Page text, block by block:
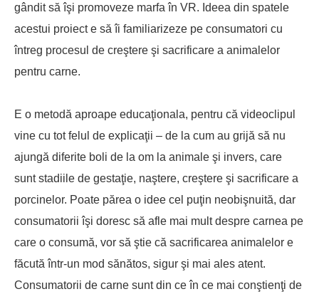
gândit să îşi promoveze marfa în VR. Ideea din spatele
acestui proiect e să îi familiarizeze pe consumatori cu
întreg procesul de creştere şi sacrificare a animalelor
pentru carne.
E o metodă aproape educaţionala, pentru că videoclipul
vine cu tot felul de explicaţii – de la cum au grijă să nu
ajungă diferite boli de la om la animale şi invers, care
sunt stadiile de gestaţie, naştere, creştere şi sacrificare a
porcinelor. Poate părea o idee cel puţin neobişnuită, dar
consumatorii îşi doresc să afle mai mult despre carnea pe
care o consumă, vor să ştie că sacrificarea animalelor e
făcută într-un mod sănătos, sigur şi mai ales atent.
Consumatorii de carne sunt din ce în ce mai conştienţi de